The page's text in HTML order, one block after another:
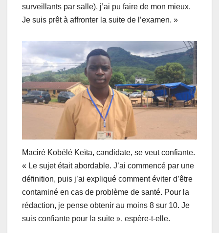
surveillants par salle), j’ai pu faire de mon mieux.
Je suis prêt à affronter la suite de l’examen. »
Maciré Kobélé Keïta, candidate, se veut confiante.
« Le sujet était abordable. J’ai commencé par une
définition, puis j’ai expliqué comment éviter d’être
contaminé en cas de problème de santé. Pour la
rédaction, je pense obtenir au moins 8 sur 10. Je
suis confiante pour la suite », espère-t-elle.